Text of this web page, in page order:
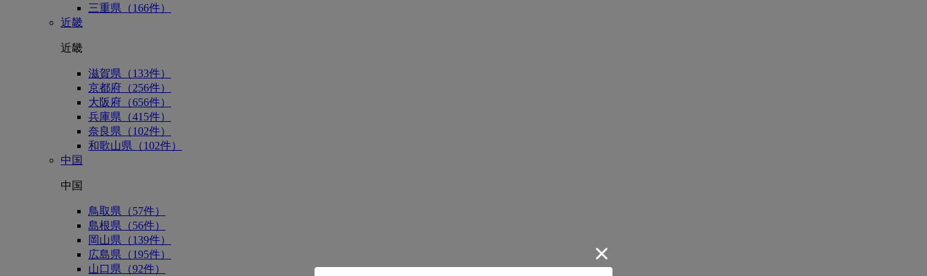
三重県（166件）
近畿
近畿
滋賀県（133件）
京都府（256件）
大阪府（656件）
兵庫県（415件）
奈良県（102件）
和歌山県（102件）
中国
中国
鳥取県（57件）
島根県（56件）
岡山県（139件）
広島県（195件）
山口県（92件）